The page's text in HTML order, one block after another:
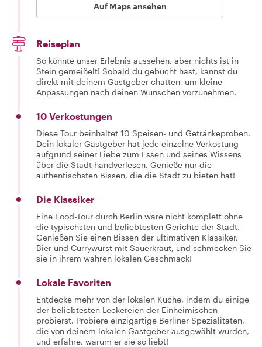
Auf Maps ansehen
Reiseplan
So könnte unser Erlebnis aussehen, aber nichts ist in
Stein gemeißelt! Sobald du gebucht hast, kannst du
direkt mit deinem Gastgeber chatten, um kleine
Anpassungen nach deinen Wünschen vorzunehmen.
10 Verkostungen
Diese Tour beinhaltet 10 Speisen- und Getränkeproben.
Dein lokaler Gastgeber hat jede einzelne Verkostung
aufgrund seiner Liebe zum Essen und seines Wissens
über die Stadt handverlesen. Genieße nur die
authentischsten Bissen, die die Stadt zu bieten hat!
Die Klassiker
Eine Food-Tour durch Berlin wäre nicht komplett ohne
die typischsten und beliebtesten Gerichte der Stadt.
Genießen Sie einen Bissen der ultimativen Klassiker,
Bier und Currywurst mit Sauerkraut, und schmecken Sie
sie in ihrem wahren lokalen Geschmack!
Lokale Favoriten
Entdecke mehr von der lokalen Küche, indem du einige
der beliebtesten Leckereien der Einheimischen
probierst. Probiere einzigartige Berliner Spezialitäten,
die von deinem lokalen Gastgeber ausgewählt wurden,
und erfahre, warum er sie so liebt!